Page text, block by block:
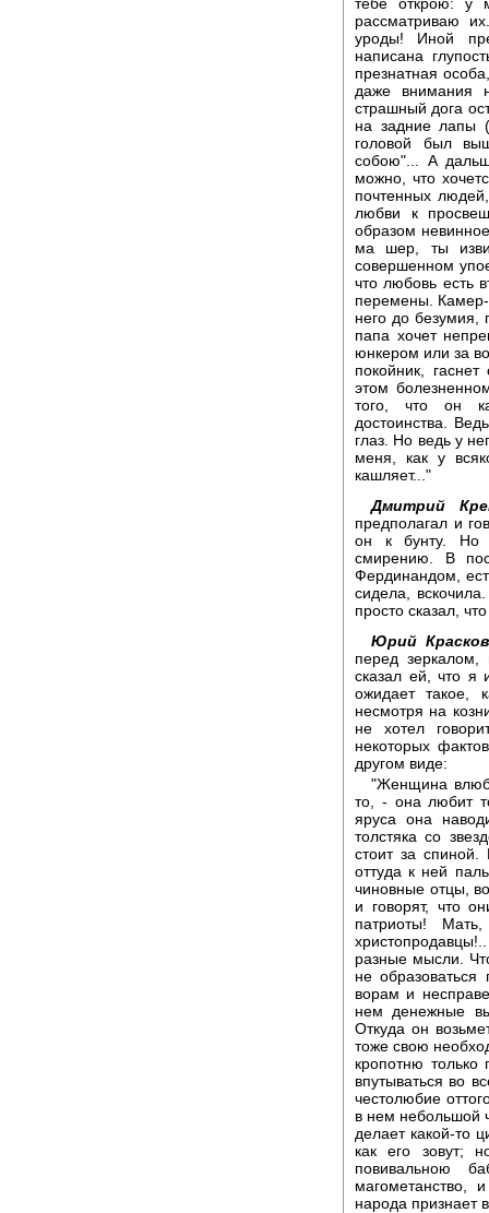
рассматриваю
уроды! Иной
написана
презнатная
даже внимания
страшный дога
на задние лапы
головой был
собою"... А
можно, что
почтенных
любви к
образом
ма шер, ты
совершенном
что любовь есть
перемены.
него до безумия,
папа хочет
юнкером или за
покойник,
этом
того, что он
достоинства.
глаз. Но ведь у
меня, как у
кашляет..."
Дмитрий
предполагал и
он к бунту. Но
смирению. В
Фердинандом,
сидела,
просто сказал,
Юрий
перед
сказал ей, что я
ожидает такое,
несмотря на
не хотел
некоторых
другом виде:
"Женщина
то, - она любит
яруса она
толстяка со
стоит за
оттуда к ней
чиновные отцы,
и говорят, что
патриоты!
разные мысли.
не
ворам и
нем денежные
Откуда он
тоже свою
кропотню
впутываться во
честолюбие
в нем небольшой
делает какой-то
как его зовут;
повивальною
магометанство,
народа признает